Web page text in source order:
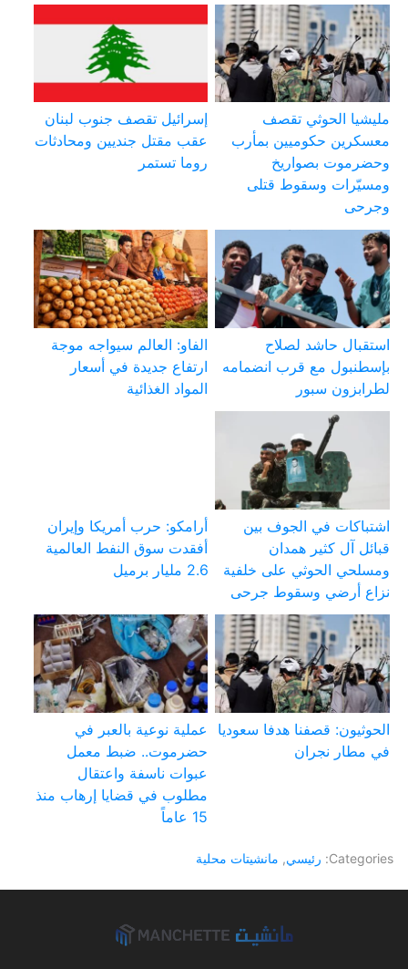
مليشيا الحوثي تقصف
معسكرين حكوميين بمأرب
وحضرموت بصواريخ
ومسيّرات وسقوط قتلى
وجرحى
إسرائيل تقصف جنوب لبنان
عقب مقتل جنديين ومحادثات
روما تستمر
استقبال حاشد لصلاح
بإسطنبول مع قرب انضمامه
لطرابزون سبور
الفاو: العالم سيواجه موجة
ارتفاع جديدة في أسعار
المواد الغذائية
اشتباكات في الجوف بين
قبائل آل كثير همدان
ومسلحي الحوثي على خلفية
نزاع أرضي وسقوط جرحى
أرامكو: حرب أمريكا وإيران
أفقدت سوق النفط العالمية
2.6 مليار برميل
الحوثيون: قصفنا هدفا سعوديا
في مطار نجران
عملية نوعية بالعبر في
حضرموت.. ضبط معمل
عبوات ناسفة واعتقال
مطلوب في قضايا إرهاب منذ
15 عاماً
Categories: رئيسي, مانشيتات محلية